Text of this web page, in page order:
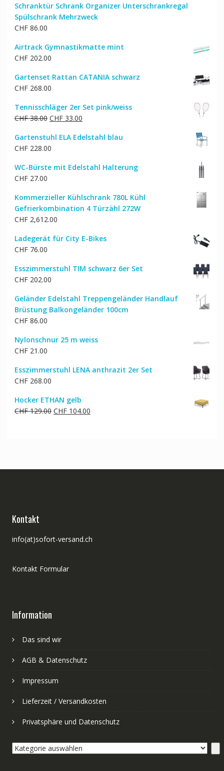
Schranktür Schrank Organizer Unterschrankregal
Spülschrank Mehrzweck
CHF86.00
Airtrack Gymnastikmatte mint
CHF202.00
Gartenset Rattan CATANIA schwarz
CHF268.00
Tennisschläger 2er Set pink/weiss
CHF38.00 Ursprünglicher
war:
CHF 38.00
CHF33.00Aktueller
ist:
Gartenstuhl ELA Edelstahl blau
CHF228.00
WC-Bürste mit Edelstahl Halterung
CHF27.00
Kommerzieller Kühlschrank 780L Kühl
Gefrierkombination 4 Türzähl 272W
CHF2,612.00
Ladegerät für City E-Bikes
CHF76.00
Esszimmerstuhl TIM schwarz 6er Set
CHF202.00
Geländer Edelstahl Treppengeländer Handlauf
Brüstung Balkongeländer 100cm
CHF86.00
Nylonschnur 25 m weiss
CHF21.00
Esszimmerstuhl LENA anthrazit 2er Set
CHF268.00
Hocker ETHAN gelb
CHF129.00 Ursprünglicher
CHF104.00Aktueller
Kontakt
info(at)sofort-versand.ch
Kontakt Formular
Information
Das sind wir
AGB & Datenschutz
Impressum
Lieferzeit / Versandkosten
Privatsphäre und Datenschutz
Kategorie